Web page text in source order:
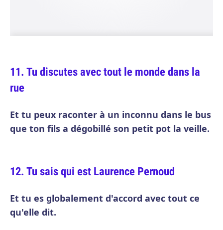
Tu discutes avec tout le monde dans la
rue
Et tu peux raconter à un inconnu dans le bus
que ton fils a dégobillé son petit pot la veille.
Tu sais qui est Laurence Pernoud
Et tu es globalement d'accord avec tout ce
qu'elle dit.